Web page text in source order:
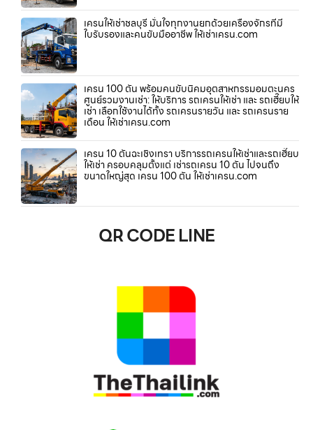
เครนให้เช่าชลบุรี มั่นใจทุกงานยกด้วยเครื่องจักรที่มี
ใบรับรองและคนขับมืออาชีพ ให้เช่าเครน.com
เครน 100 ตัน พร้อมคนขับนิคมอุตสาหกรรมอมตะนคร
ศูนย์รวมงานเช่า: ให้บริการ รถเครนให้เช่า และ รถเฮี๊ยบให้
เช่า เลือกใช้งานได้ทั้ง รถเครนรายวัน และ รถเครนราย
เดือน ให้เช่าเครน.com
เครน 10 ตันฉะเชิงเทรา บริการรถเครนให้เช่าและรถเฮี๊ยบ
ให้เช่า ครอบคลุมตั้งแต่ เช่ารถเครน 10 ตัน ไปจนถึง
ขนาดใหญ่สุด เครน 100 ตัน ให้เช่าเครน.com
QR CODE LINE